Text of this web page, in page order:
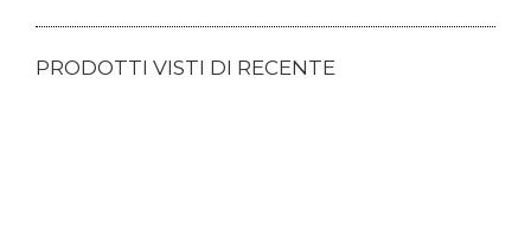
PRODOTTI VISTI DI RECENTE